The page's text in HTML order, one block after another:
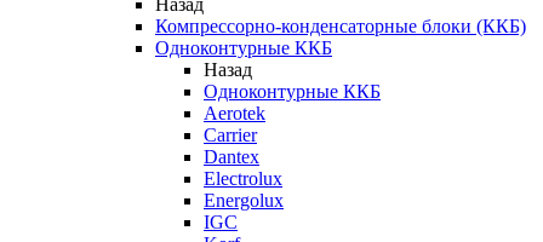
Назад
Компрессорно-конденсаторные блоки (ККБ)
Одноконтурные ККБ
Назад
Одноконтурные ККБ
Aerotek
Carrier
Dantex
Electrolux
Energolux
IGC